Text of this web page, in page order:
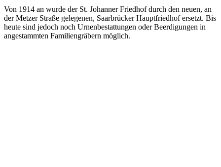
Von 1914 an wurde der St. Johanner Friedhof durch den neuen, an
der Metzer Straße gelegenen, Saarbrücker Hauptfriedhof ersetzt. Bis
heute sind jedoch noch Urnenbestattungen oder Beerdigungen in
angestammten Familiengräbern möglich.